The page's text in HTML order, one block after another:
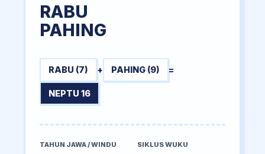
RABU
PAHING
RABU (7) + PAHING (9) =
NEPTU 16
TAHUN JAWA / WINDU SIKLUS WUKU